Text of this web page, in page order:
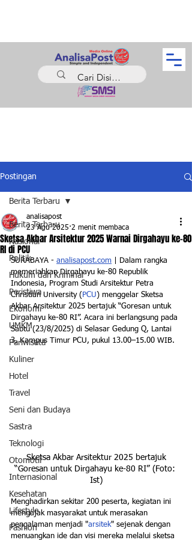
Postingan
Berita Terbaru
Nasional
Politik
Hukum dan Kriminal
Peristiwa
Ekonomi
UMKM
Pariwisata
Kuliner
Hotel
Travel
Seni dan Budaya
Sastra
Teknologi
Otomotif
Internasional
Kesehatan
Lifestyle
Fashion
Berita Terbaru
Sketsa Akbar Arsitektur 2025 Warnai Dirgahayu ke-80
RI di PCU
analisapost
23 Agu 2025 2 menit membaca
SURABAYA - analisapost.com | Dalam rangka
memeriahkan Dirgahayu ke-80 Republik
Indonesia, Program Studi Arsitektur Petra
Christian University ( PCU ) menggelar Sketsa
Akbar Arsitektur 2025 bertajuk “Goresan untuk
Dirgahayu ke-80 RI”. Acara ini berlangsung pada
Sabtu (23/8/2025) di Selasar Gedung Q, Lantai
3, Kampus Timur PCU, pukul 13.00–15.00 WIB.
Sketsa Akbar Arsitektur 2025 bertajuk
“Goresan untuk Dirgahayu ke-80 RI” (Foto:
Ist)
Menghadirkan sekitar 200 peserta, kegiatan ini
mengajak masyarakat untuk merasakan
pengalaman menjadi "arsitek" sejenak dengan
menuangkan ide dan visi mereka melalui sketsa